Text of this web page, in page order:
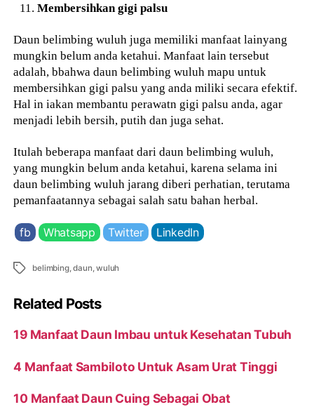
Membersihkan gigi palsu
Daun belimbing wuluh juga memiliki manfaat lainyang
mungkin belum anda ketahui. Manfaat lain tersebut
adalah, bbahwa daun belimbing wuluh mapu untuk
membersihkan gigi palsu yang anda miliki secara efektif.
Hal in iakan membantu perawatn gigi palsu anda, agar
menjadi lebih bersih, putih dan juga sehat.
Itulah beberapa manfaat dari daun belimbing wuluh,
yang mungkin belum anda ketahui, karena selama ini
daun belimbing wuluh jarang diberi perhatian, terutama
pemanfaatannya sebagai salah satu bahan herbal.
fb Whatsapp Twitter LinkedIn
Tags belimbing,daun ,wuluh
Related Posts
19 Manfaat Daun Imbau untuk Kesehatan Tubuh
4 Manfaat Sambiloto Untuk Asam Urat Tinggi
10 Manfaat Daun Cuing Sebagai Obat